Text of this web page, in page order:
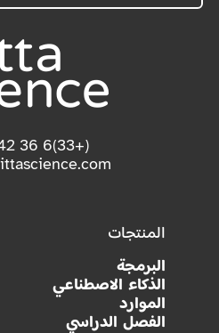
(+33)6 36 42 42 25
المنتجات
البرمجة
الذكاء الاصطناعي
الموارد
الفصل الدراسي